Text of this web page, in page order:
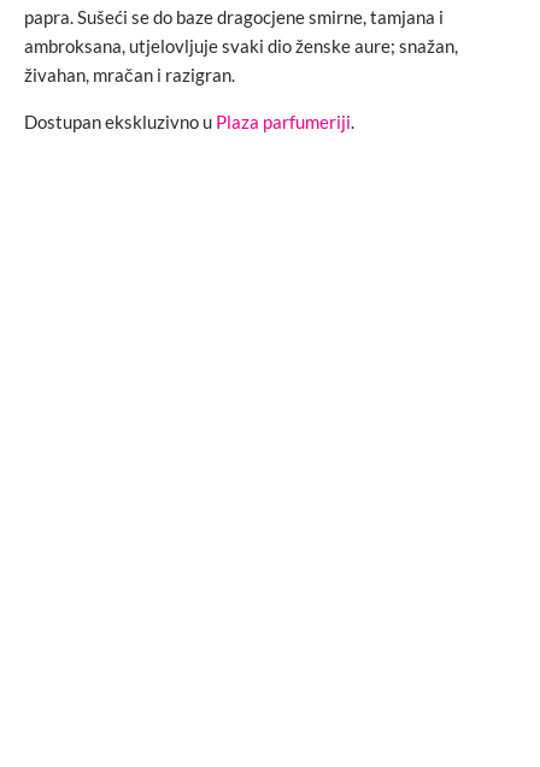
papra. Sušeći se do baze dragocjene smirne, tamjana i
ambroksana, utjelovljuje svaki dio ženske aure; snažan,
živahan, mračan i razigran.
Dostupan ekskluzivno u Plaza parfumeriji.